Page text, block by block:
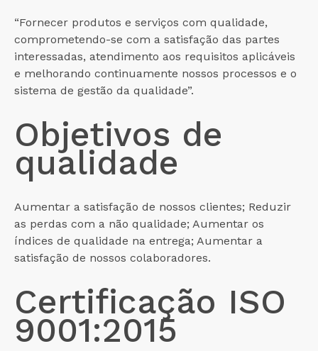
“Fornecer produtos e serviços com qualidade,
comprometendo-se com a satisfação das partes
interessadas, atendimento aos requisitos aplicáveis
e melhorando continuamente nossos processos e o
sistema de gestão da qualidade”.
Objetivos de
qualidade
Aumentar a satisfação de nossos clientes; Reduzir
as perdas com a não qualidade; Aumentar os
índices de qualidade na entrega; Aumentar a
satisfação de nossos colaboradores.
Certificação ISO
9001:2015